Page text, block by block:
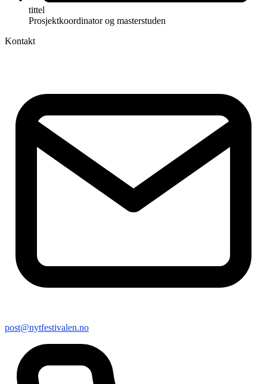
tittel
Prosjektkoordinator og masterstuden
Kontakt
post@nytfestivalen.no